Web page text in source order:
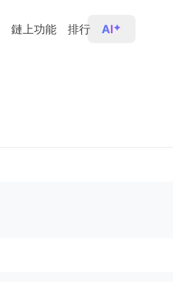
鏈上功能 排行 AI